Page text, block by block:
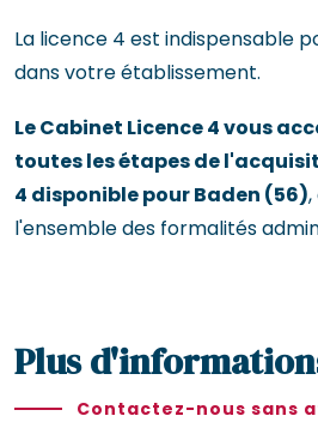
La licence 4 est indispensable
dans votre établissement.
Le Cabinet Licence 4 vous
toutes les étapes de
4 disponible pour Baden (56)
l'ensemble des formalités
Plus
Contactez-nous sans